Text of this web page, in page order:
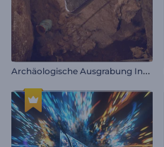
A
rchäologische Ausgrabung Intro